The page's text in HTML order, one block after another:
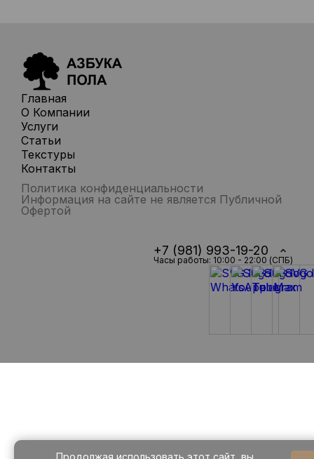
Главная
О Компании
Услуги
Статьи
Текстуры
Контакты
Политика конфиденциальности
Информация на сайте не является Публичной
Офертой
+7 (981) 993-19-20
Часы работы: 10:00 - 22:00 (СПБ)
Продолжая использовать этот сайт, вы